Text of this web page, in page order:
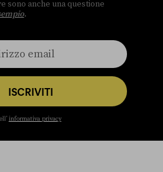
sono anche una questione
.
ISCRIVITI
informativa privacy